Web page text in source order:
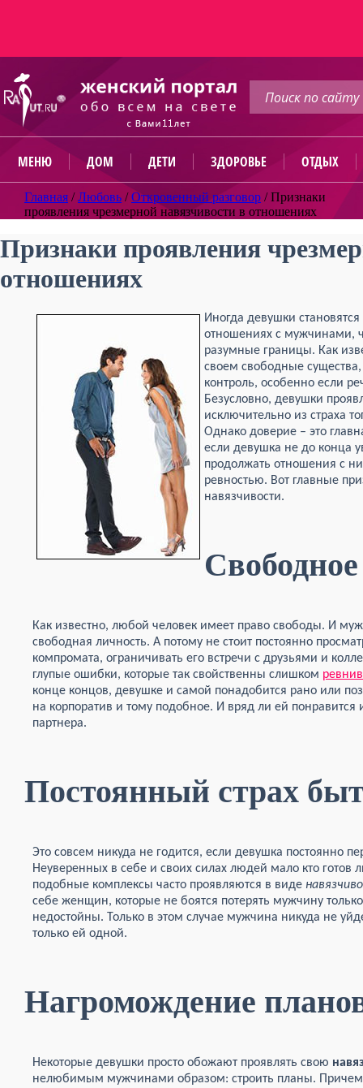
МЕНЮ ДОМ ДЕТИ ЗДОРОВЬЕ ОТДЫХ
Главная /Любовь /Откровенный разговор /Признаки
проявления чрезмерной навязчивости в отношениях
Признаки проявления
отношениях
Иногда девушки
отношениях с мужчинами,
разумные границы. Как
своем свободные
контроль, особенно если
Безусловно, девушки
исключительно из страха
Однако доверие – это
если девушка не до конца
продолжать отношения с
ревностью. Вот главные
навязчивости.
Как известно, любой человек имеет право свободы. И
свободная личность. А потому не стоит постоянно
компромата, ограничивать его встречи с друзьями и
глупые ошибки, которые так свойственны слишком
конце концов, девушке и самой понадобится рано или
на корпоратив и тому подобное. И вряд ли ей
партнера.
Постоянный страх
Это совсем никуда не годится, если девушка постоянно
Неуверенных в себе и своих силах людей мало кто готов
подобные комплексы часто проявляются в виде
себе женщин, которые не боятся потерять мужчину
недостойны. Только в этом случае мужчина никуда не
только ей одной.
Нагромождение
Некоторые девушки просто обожают проявлять свою
нелюбимым мужчинами образом: строить планы. Причем